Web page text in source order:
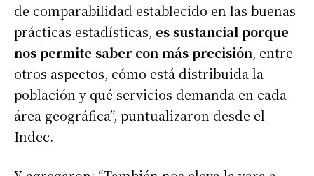
de comparabilidad establecido en las buenas
prácticas estadísticas, es sustancial porque
nos permite saber con más precisión, entre
otros aspectos, cómo está distribuida la
población y qué servicios demanda en cada
área geográfica”, puntualizaron desde el
Indec.